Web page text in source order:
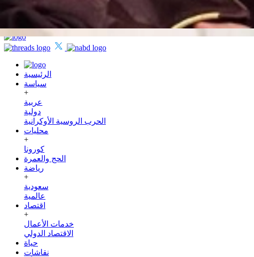
السبت
25 صفر 1448 هـ
08 أغسطس 2026
الرئيسية
سياسة
+
عربية
دولية
الحرب الروسية الأوكرانية
محليات
+
كورونا
الحج والعمرة
رياضة
+
سعودية
عالمية
اقتصاد
+
خدمات الأعمال
الاقتصاد الدولي
حياة
نقاشات